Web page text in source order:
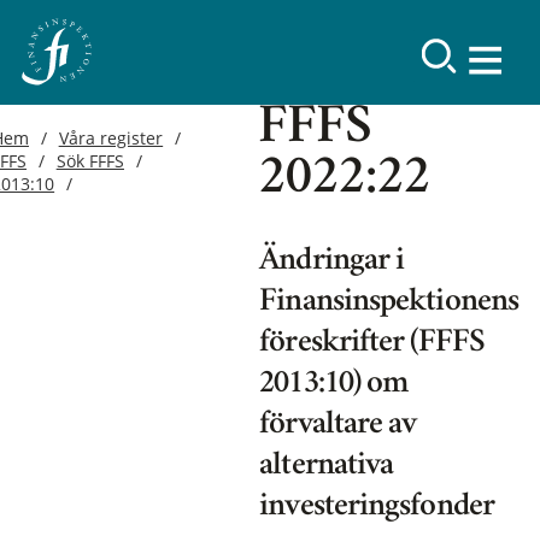
Våra register
Sök FFFS
FFFS
2022:22
Ändringar i
Finansinspektionens
föreskrifter (FFFS
2013:10) om
förvaltare av
alternativa
investeringsfonder